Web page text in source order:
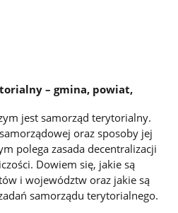
– gmina, powiat,
jest samorząd terytorialny.
oraz sposoby jej
polega zasada decentralizacji
Dowiem się, jakie są
i województw oraz jakie są
samorządu terytorialnego.